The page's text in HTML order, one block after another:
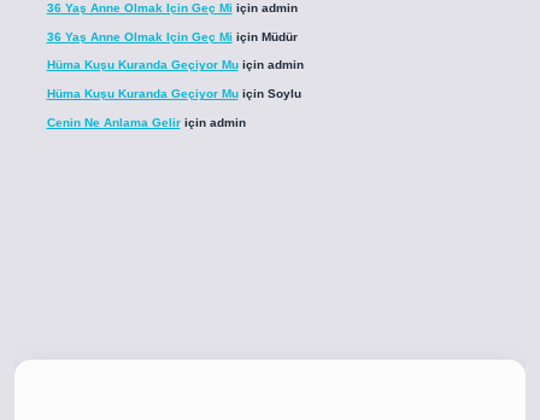
36 Yaş Anne Olmak Için Geç Mi için admin
36 Yaş Anne Olmak Için Geç Mi için Müdür
Hüma Kuşu Kuranda Geçiyor Muiçin admin
Hüma Kuşu Kuranda Geçiyor Muiçin Soylu
Cenin Ne Anlama Geliriçin admin